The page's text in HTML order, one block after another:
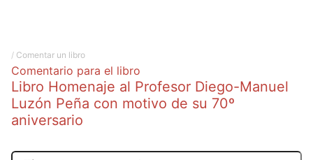
/ Comentar un libro
Comentario para el libro
Libro Homenaje al Profesor Diego-Manuel
Luzón Peña con motivo de su 70º
aniversario